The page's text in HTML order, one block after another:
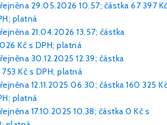
29.05.2026 10.57; částka 67 397
platná
21.04.2026 13.57; částka
Kč s DPH; platná
30.12.2025 12.39; částka
Kč s DPH; platná
12.11.2025 06.30; částka 160 325 Kč
platná
17.10.2025 10.38; částka 0 Kč s